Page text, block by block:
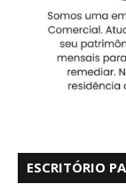
ESCRITÓRIO